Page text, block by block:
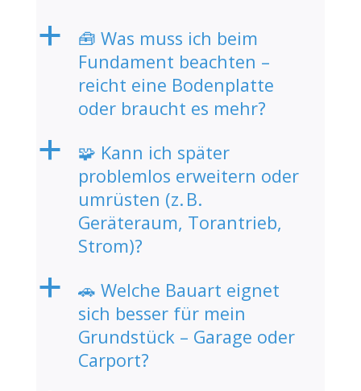
a
🧰 Was muss ich beim
Fundament beachten –
reicht eine Bodenplatte
oder braucht es mehr?
a
🧩 Kann ich später
problemlos erweitern oder
umrüsten (z. B.
Geräteraum, Torantrieb,
Strom)?
a
🚗 Welche Bauart eignet
sich besser für mein
Grundstück – Garage oder
Carport?